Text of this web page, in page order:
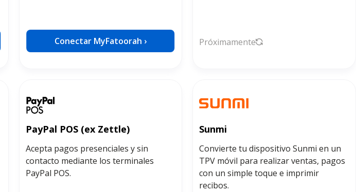
Conectar MyFatoorah › Próximamente
PayPal POS (ex Zettle)
Acepta pagos presenciales y sin
contacto mediante los terminales
PayPal POS.
Sunmi
Convierte tu dispositivo Sunmi en un
TPV móvil para realizar ventas, pagos
con un simple toque e imprimir
recibos.